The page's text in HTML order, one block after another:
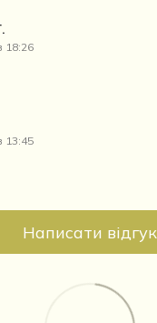
18:26
13:45
Написати відгук